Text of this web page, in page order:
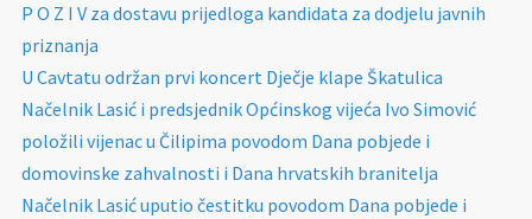
P O Z I V za dostavu prijedloga kandidata za dodjelu javnih
priznanja
U Cavtatu održan prvi koncert Dječje klape Škatulica
Načelnik Lasić i predsjednik Općinskog vijeća Ivo Simović
položili vijenac u Čilipima povodom Dana pobjede i
domovinske zahvalnosti i Dana hrvatskih branitelja
Načelnik Lasić uputio čestitku povodom Dana pobjede i